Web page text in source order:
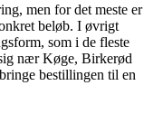
men for det meste er
beløb. I øvrigt
som i de fleste
nær Køge, Birkerød
bestillingen til en